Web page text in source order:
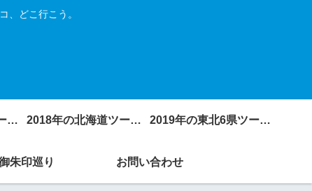
、どこ行こう。
2017年の北海道ツーリング 2018年の北海道ツーリング 2019年の東北6県ツーリング
朱印巡り お問い合わせ